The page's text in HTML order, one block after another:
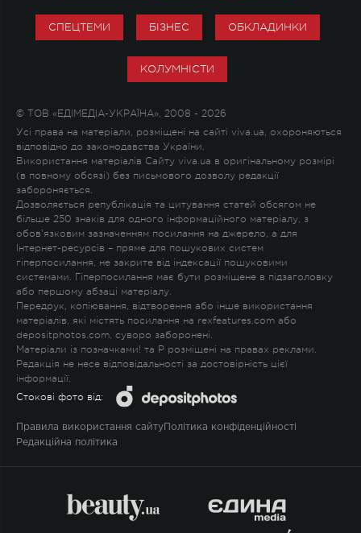
СПЕЦТЕМИ БІЗНЕС ОБКЛАДИНКИ
КОЛУМНІСТИ
© ТОВ «ЕДІМЕДІА-УКРАЇНА», 2008 - 2026
Усі права на матеріали, розміщені на сайті viva.ua, охороняються
відповідно до законодавства України.
Використання матеріалів Сайту viva.ua в оригінальному розмірі
(в повному обсязі) без письмового дозволу редакції
забороняється.
Дозволяється републікація та цитування статей обсягом не
більше 250 знаків для одного інформаційного матеріалу, з
обов'язковим зазначенням посилання на джерело, а для
Інтернет-ресурсів – пряме для пошукових систем
гіперпосилання, не закрите від індексації пошуковими
системами. Гіперпосилання має бути розміщене в підзаголовку
або першому абзаці матеріалу.
Передрук, копіювання, відтворення або інше використання
матеріалів, які містять посилання на rexfeatures.com або
depositphotos.com, суворо заборонені.
Матеріали із позначками! та P розміщені на правах реклами.
Редакція не несе відповідальності за достовірність цієї
інформації.
Стокові фото від:
Правила використання сайту Політика конфіденційності
Редакційна політика